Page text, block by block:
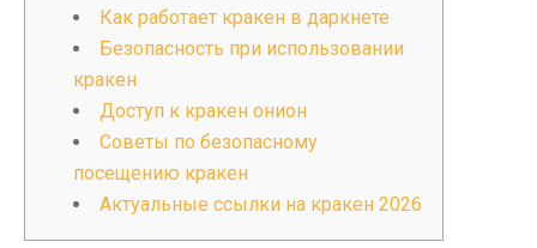
Как работает кракен в даркнете
Безопасность при использовании
кракен
Доступ к кракен онион
Советы по безопасному
посещению кракен
Актуальные ссылки на кракен 2026